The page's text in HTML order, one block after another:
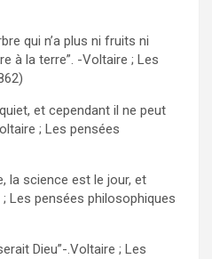
qui n’a plus ni fruits ni
à la terre”. -Voltaire ; Les
et cependant il ne peut
; Les pensées
la science est le jour, et
; Les pensées philosophiques
Dieu”-.Voltaire ; Les